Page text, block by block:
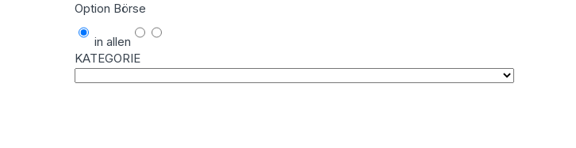
Option Börse
in allen
KATEGORIE